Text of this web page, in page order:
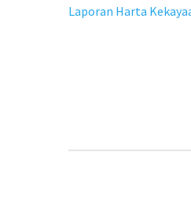
Laporan Harta